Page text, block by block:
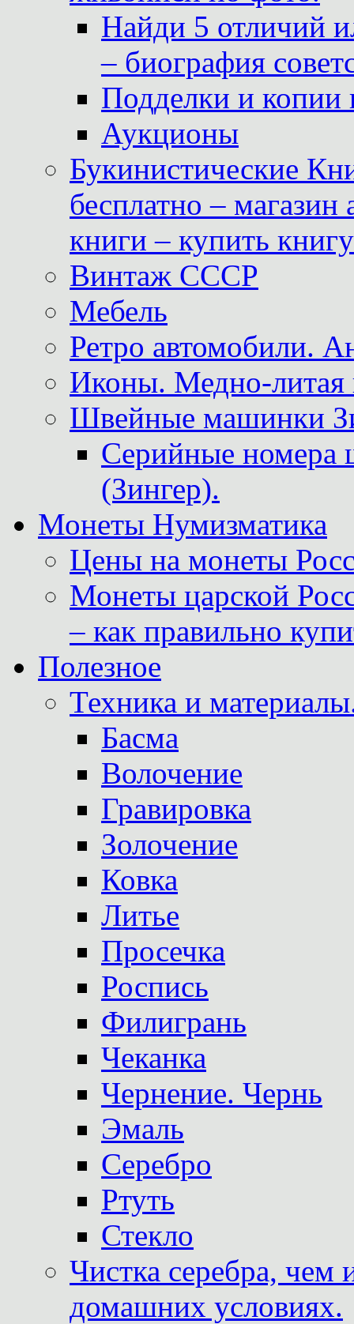
Найди 5 отличий
– биография
Подделки и копии
Аукционы
Букинистические
бесплатно –
книги – купить
Винтаж СССР
Мебель
Ретро автомобили.
Иконы. Медно-литая
Швейные машинки
Серийные
(Зингер).
Монеты Нумизматика
Цены на монеты
Монеты царской
– как правильно
Полезное
Техника и
Басма
Волочение
Гравировка
Золочение
Ковка
Литье
Просечка
Роспись
Филигрань
Чеканка
Чернение. Чернь
Эмаль
Серебро
Ртуть
Стекло
Чистка серебра, чем
домашних условиях.